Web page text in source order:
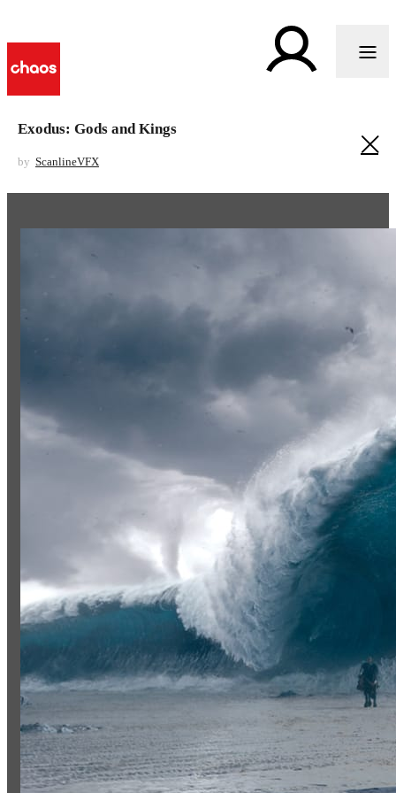
Exodus: Gods and Kings
by ScanlineVFX